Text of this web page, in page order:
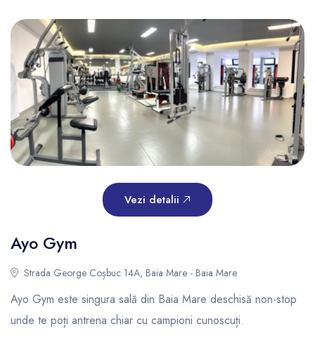
Vezi detalii
Ayo Gym
Strada George Coșbuc 14A, Baia Mare - Baia Mare
Ayo Gym este singura sală din Baia Mare deschisă non-stop
unde te poți antrena chiar cu campioni cunoscuți.